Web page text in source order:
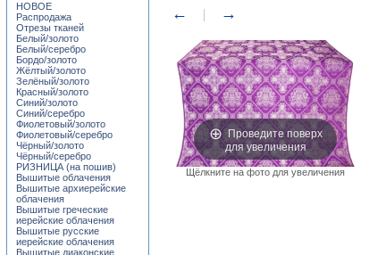
← →
Проведите поверх
для увеличения
Щёлкните на фото для увеличения
НОВОЕ
Распродажа
Отрезы тканей
Белый/золото
Белый/серебро
Бордо/золото
Жёлтый/золото
Зелёный/золото
Красный/золото
Синий/золото
Синий/серебро
Фиолетовый/золото
Фиолетовый/серебро
Чёрный/золото
Чёрный/серебро
РИЗНИЦА (на пошив)
Вышитые облачения
Вышитые архиерейские
облачения
Вышитые греческие
иерейские облачения
Вышитые русские
иерейские облачения
Вышитые диаконские